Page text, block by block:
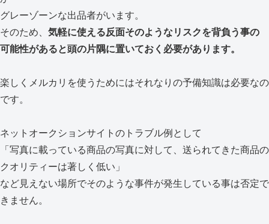
グレーゾーンな出品者がいます。
そのため、 気軽に使える反面そのようなリスクを背負う事の
可能性があると頭の片隅に置いておく必要があります。
楽しくメルカリを使うためにはそれなりの予備知識は必要なの
です。
ネットオークションサイトのトラブル例として
「写真に載っている商品の写真に対して、送られてきた商品の
クオリティーは著しく低い」
など見えない場所でそのような事件が発生している事は否定で
きません。